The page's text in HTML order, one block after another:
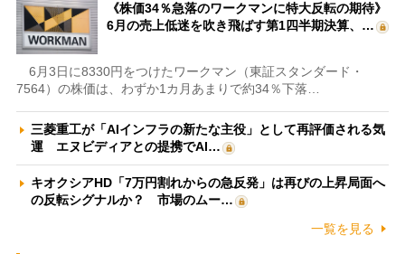
《株価34％急落のワークマンに特大反転の期待》
6月の売上低迷を吹き飛ばす第1四半期決算、…
6月3日に8330円をつけたワークマン（東証スタンダード・
7564）の株価は、わずか1カ月あまりで約34％下落…
三菱重工が「AIインフラの新たな主役」として再評価される気
運 エヌビディアとの提携でAI…
キオクシアHD「7万円割れからの急反発」は再びの上昇局面へ
の反転シグナルか？ 市場のムー…
一覧を見る